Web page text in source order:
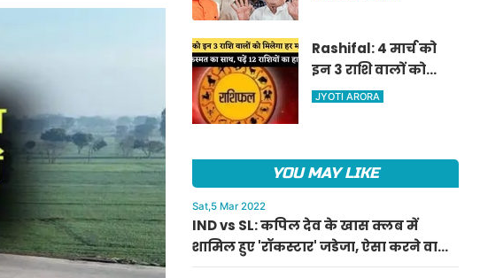
सीएम मनोहर लाल का
ऐलान
Rashifal: 4 मार्च को
इन 3 राशि वालों को
मिलेगा हर मामले में
JYOTI ARORA
YOU MAY LIKE
Sat,5 Mar 2022
IND vs SL: कपिल देव के खास क्लब में
शामिल हुए 'रॉकस्टार' जडेजा, ऐसा करने वाले
बने मात्र दूसरे भारतीय